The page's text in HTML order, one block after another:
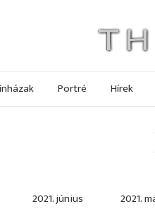
Portré Hírek
2021. június 2021.